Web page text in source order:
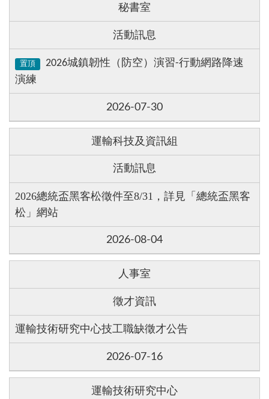
秘書室
活動訊息
置頂 2026城鎮韌性（防空）演習-行動網路降速
演練
2026-07-30
運輸科技及資訊組
活動訊息
2026總統盃黑客松徵件至8/31，詳見「總統盃黑客
松」網站
2026-08-04
人事室
徵才資訊
運輸技術研究中心技工職缺徵才公告
2026-07-16
運輸技術研究中心